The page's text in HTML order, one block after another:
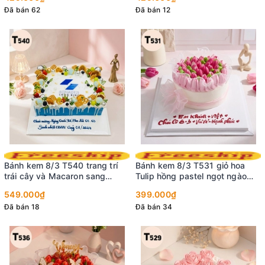
Đã bán 74
Bánh kem 8/3 T523 phong
cách nghệ thuật hồng đỏ nghệ
399.000₫
Đã bán 78
Đã bán 21
Bánh kem 8/3 T516 trái tim
nhung đỏ viền kem cánh hoa
449.000₫
Đã bán 42